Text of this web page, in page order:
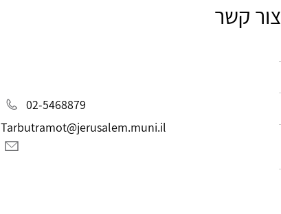
צור קשר
02-5468879
Tarbutramot@jerusalem.muni.il